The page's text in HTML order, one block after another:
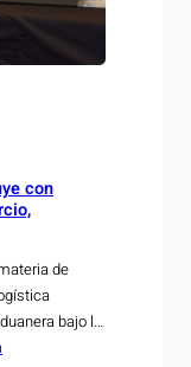
con
de
bajo la
de